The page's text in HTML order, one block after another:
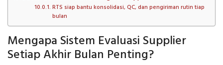
RTS siap bantu konsolidasi, QC, dan pengiriman rutin tiap
bulan
Mengapa Sistem Evaluasi Supplier
Setiap Akhir Bulan Penting?